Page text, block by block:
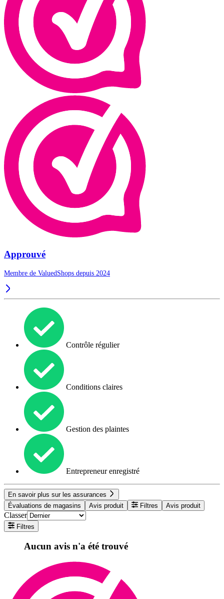
Approuvé
Membre de ValuedShops depuis 2024
Contrôle régulier
Conditions claires
Gestion des plaintes
Entrepreneur enregistré
En savoir plus sur les assurances
Évaluations de magasins
Avis produit Filtres Avis produit
Classer
Filtres
Aucun avis n'a été trouvé